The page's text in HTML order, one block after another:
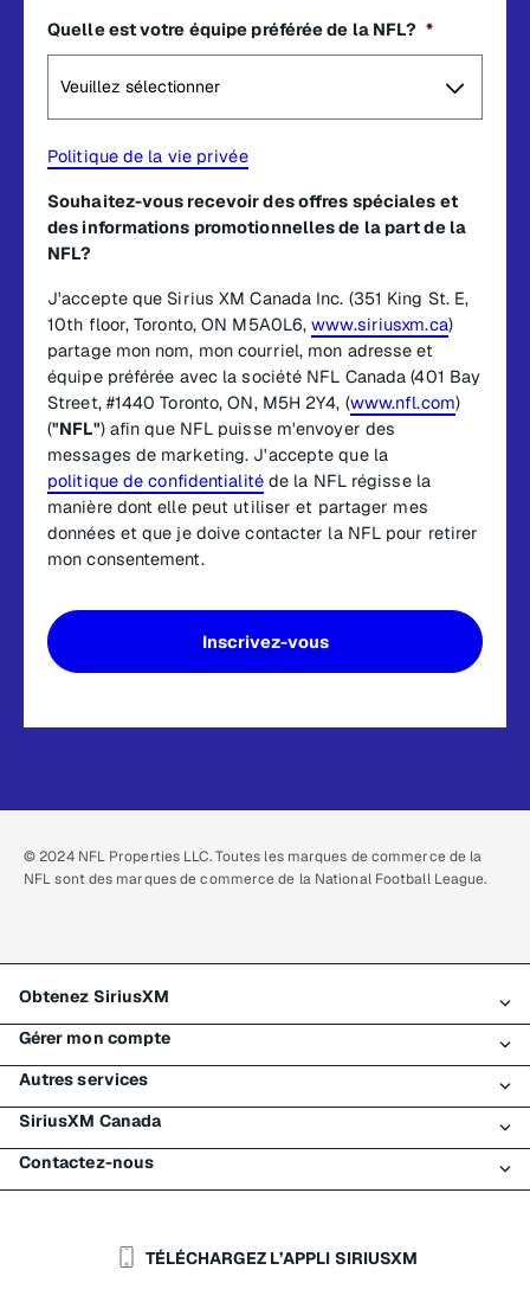
Quelle est votre équipe préférée de la NFL? *
Politique de la vie privée
Souhaitez-vous recevoir des offres spéciales et
des informations promotionnelles de la part de la
NFL?
J'accepte que Sirius XM Canada Inc. (351 King St. E,
10th floor, Toronto, ON M5A0L6,www.siriusxm.ca)
partage mon nom, mon courriel, mon adresse et
équipe préférée avec la société NFL Canada (401 Bay
Street, #1440 Toronto, ON, M5H 2Y4, (www.nfl.com)
("NFL") afin que NFL puisse m'envoyer des
messages de marketing. J'accepte que la
politique de confidentialitéde la NFL régisse la
manière dont elle peut utiliser et partager mes
données et que je doive contacter la NFL pour retirer
mon consentement.
© 2024 NFL Properties LLC. Toutes les marques de commerce de la
NFL sont des marques de commerce de la National Football League.
Obtenez SiriusXM
Tous les forfaits
Mon essai SiriusXM
Mon abonnement
Essai gratuit de SiriusXM
Magasiner
Gérer mon compte
Connexion
Enregistrement
Effectuer un paiement
Transfert de service
Autres services
Traffic et Travel
Entreprises
SiriusXM Canada
À propos de SiriusXM
Contactez-nous
Aide et soutienTÉLÉCHARGEZ L’APPLI SIRIUSXM